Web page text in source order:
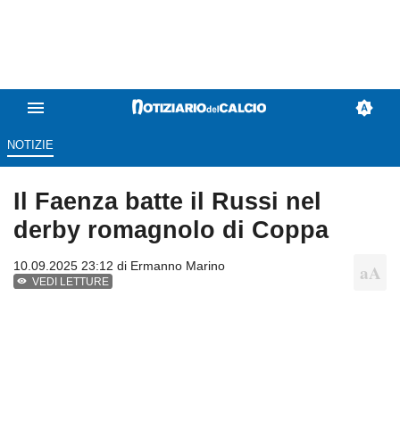
NOTIZIE
Il Faenza batte il Russi nel
derby romagnolo di Coppa
10.09.2025 23:12 di Ermanno Marino
VEDI LETTURE